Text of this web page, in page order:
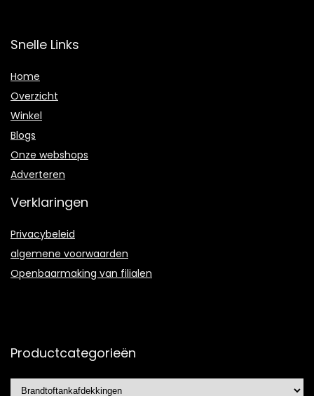
Snelle Links
Home
Overzicht
Winkel
Blogs
Onze webshops
Adverteren
Verklaringen
Privacybeleid
algemene voorwaarden
Openbaarmaking van filialen
Productcategorieën